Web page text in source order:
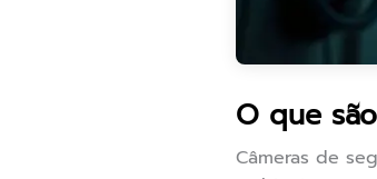
O que
Câmeras de